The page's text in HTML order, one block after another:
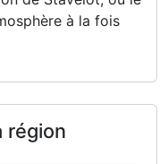
à la fois
région